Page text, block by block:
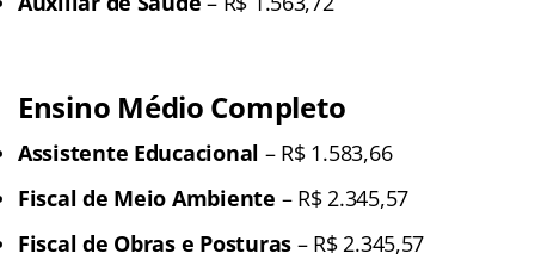
Ensino Médio Completo
Assistente Educacional – R$ 1.583,66
Fiscal de Meio Ambiente – R$ 2.345,57
Fiscal de Obras e Posturas– R$ 2.345,57